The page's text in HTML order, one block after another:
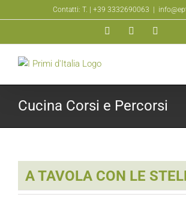
al
Contatti: T. | +39 3332690063
FacebookYouTube
Cucina Corsi e Percorsi
A TAVOLA CON LE